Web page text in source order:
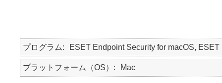
プログラム ESET Endpoint Security for macOS,
プラットフォーム（OS） Mac